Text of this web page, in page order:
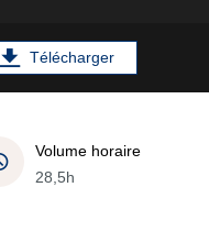
Télécharger
Volume horaire
28,5h